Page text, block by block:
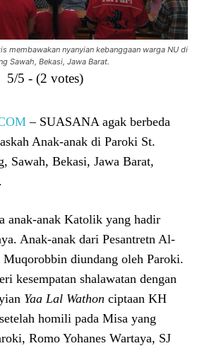
membawakan nyanyian kebanggaan warga NU di
Sawah, Bekasi, Jawa Barat.
5/5 - (2 votes)
– SUASANA agak berbeda
Anak-anak di Paroki St.
Sawah, Bekasi, Jawa Barat,
anak-anak Katolik yang hadir
Anak-anak dari Pesantretn Al-
diundang oleh Paroki.
kesempatan shalawatan dengan
Yaa Lal Wathon ciptaan KH
homili pada Misa yang
Romo Yohanes Wartaya, SJ